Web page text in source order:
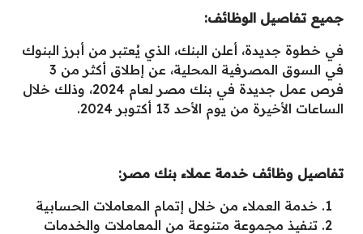
جميع تفاصيل الوظائف:
في خطوة جديدة، أعلن البنك، الذي يُعتبر من أبرز البنوك
في السوق المصرفية المحلية، عن إطلاق أكثر من 3
فرص عمل جديدة في بنك مصر لعام 2024، وذلك خلال
الساعات الأخيرة من يوم الأحد 13 أكتوبر 2024.
تفاصيل وظائف خدمة عملاء بنك مصر:
خدمة العملاء من خلال إتمام المعاملات الحسابية
تنفيذ مجموعة متنوعة من المعاملات والخدمات